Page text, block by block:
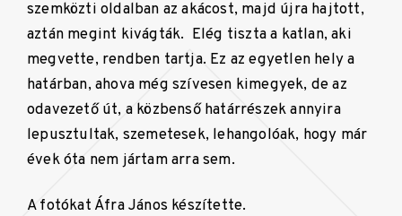
szemközti oldalban az akácost, majd újra hajtott,
aztán megint kivágták. Elég tiszta a katlan, aki
megvette, rendben tartja. Ez az egyetlen hely a
határban, ahova még szívesen kimegyek, de az
odavezető út, a közbenső határrészek annyira
lepusztultak, szemetesek, lehangolóak, hogy már
évek óta nem jártam arra sem.
A fotókat Áfra János készítette.